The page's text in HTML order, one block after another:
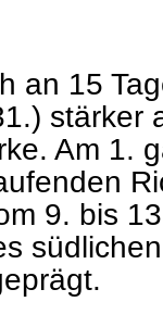
an 15
stärker
Am 1.
9. bis